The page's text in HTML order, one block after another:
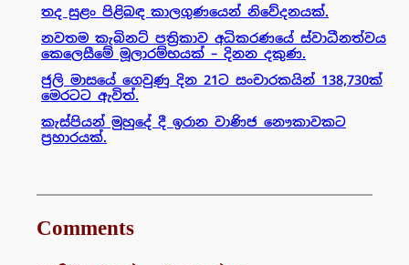
තද සුළං පිළිබඳ කාලගුණයෙන් නිවේදනයක්.
නවතම කැබිනට් පත්‍රිකාව අධිකරණයේ ස්වාධීනත්වය
කෙලෙසීමේ මූලාරම්භයක් – දිනන දකුණ.
ජුලි මාසයේ ගෙවුණු දින 21ට සංචාරකයින් 138,730ක්
මෙරටට ඇවිත්.
කැස්පියන් මුහුදේ දී ඉරාන වාණිජ නෞකාවකට
ප්‍රහාරයක්.
Comments